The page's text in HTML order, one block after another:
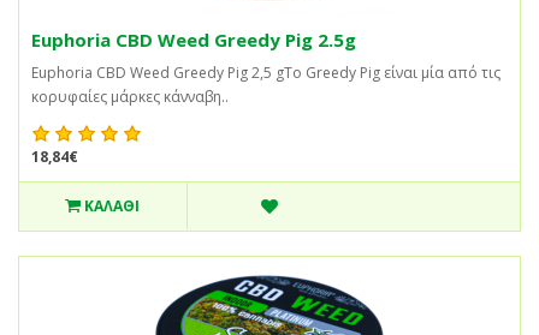
Euphoria CBD Weed Greedy Pig 2.5g
Euphoria CBD Weed Greedy Pig 2,5 gΤο Greedy Pig είναι μία από τις
κορυφαίες μάρκες κάνναβη..
18,84€
ΚΑΛΆΘΙ